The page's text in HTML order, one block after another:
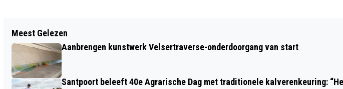
VERHAAL VAN DE DAG: EENDAGSVLIEG
GOED VOOR EEUWIGDUREND KIPPENVEL
KOETSHUIJS OP
Meest Gelezen
Aanbrengen kunstwerk Velsertraverse-onderdoorgang van start
Santpoort beleeft 40e Agrarische Dag met traditionele kalverenkeuring: